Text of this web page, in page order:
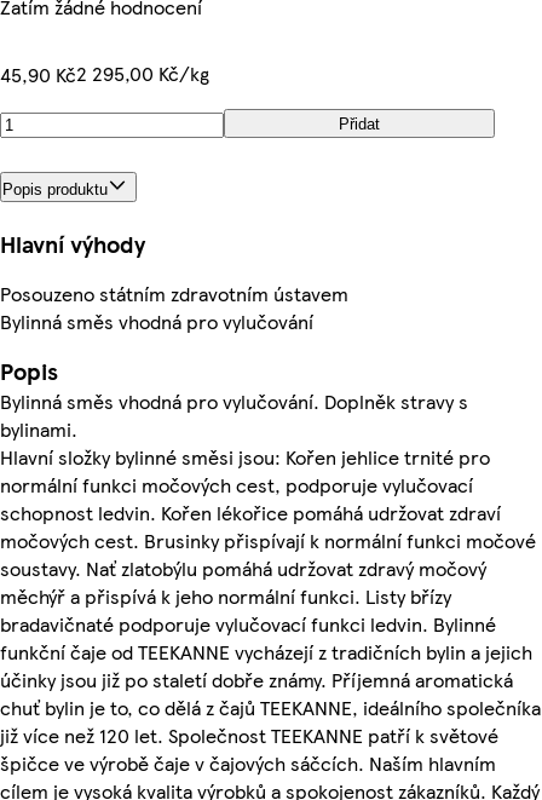
Zatím žádné hodnocení
45,90 Kč2 295,00 Kč/kg
Přidat
Popis produktu
Hlavní výhody
Posouzeno státním zdravotním ústavem
Bylinná směs vhodná pro vylučování
Popis
Bylinná směs vhodná pro vylučování. Doplněk stravy s
bylinami.
Hlavní složky bylinné směsi jsou: Kořen jehlice trnité pro
normální funkci močových cest, podporuje vylučovací
schopnost ledvin. Kořen lékořice pomáhá udržovat zdraví
močových cest. Brusinky přispívají k normální funkci močové
soustavy. Nať zlatobýlu pomáhá udržovat zdravý močový
měchýř a přispívá k jeho normální funkci. Listy břízy
bradavičnaté podporuje vylučovací funkci ledvin. Bylinné
funkční čaje od TEEKANNE vycházejí z tradičních bylin a jejich
účinky jsou již po staletí dobře známy. Příjemná aromatická
chuť bylin je to, co dělá z čajů TEEKANNE, ideálního společníka
již více než 120 let. Společnost TEEKANNE patří k světové
špičce ve výrobě čaje v čajových sáčcích. Naším hlavním
cílem je vysoká kvalita výrobků a spokojenost zákazníků. Každý